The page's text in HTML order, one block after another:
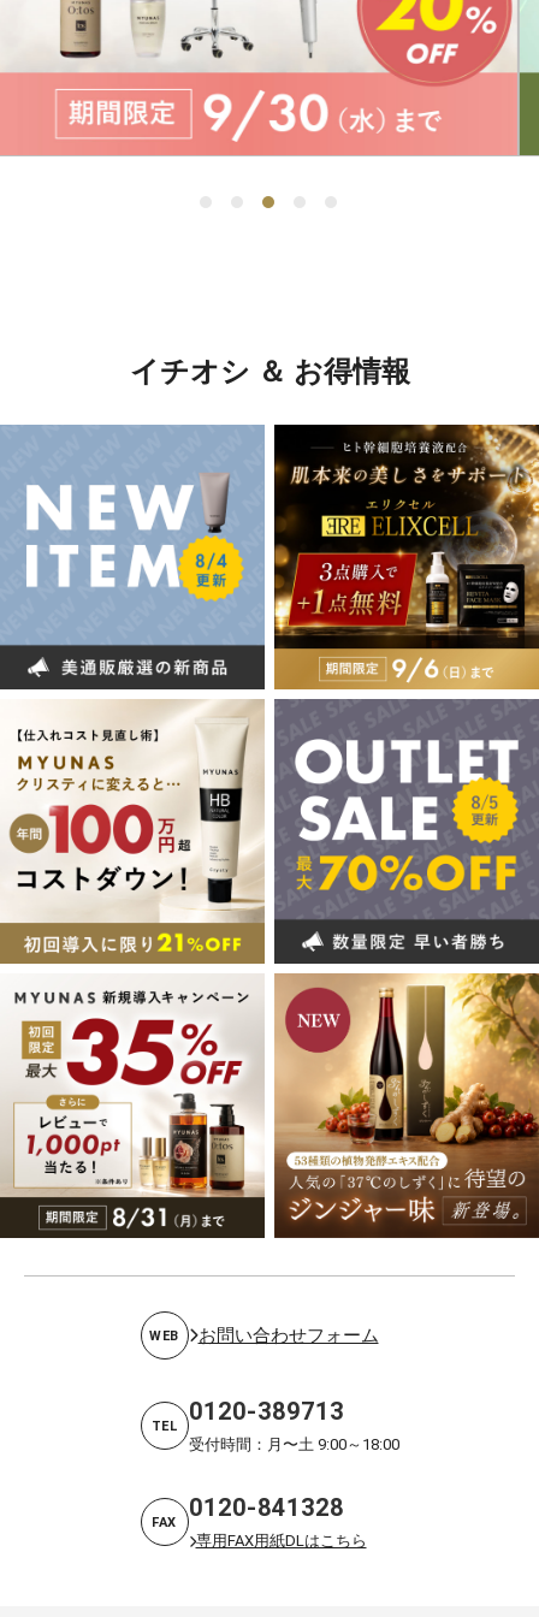
イチオシ ＆ お得情報
WEB お問い合わせフォーム
TEL 0120-389713
受付時間：月〜土 9:00～18:00
FAX 0120-841328
専用FAX用紙DLはこちら